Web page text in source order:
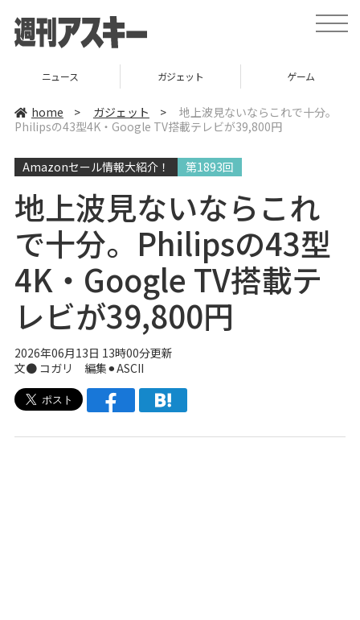
t
o
ニュース ガジェット ゲーム
home > ガジェット >
地上波見ないならこれで十分。
Philipsの43型4K・Google TV搭載テレビが39,800円
Amazonセール情報大紹介！ 第1893回
地上波見ないならこれ
で十分。Philipsの43型
4K・Google TV搭載テ
レビが39,800円
2026年06月13日 13時00分更新
文● コガリ 編集⚫︎ASCII